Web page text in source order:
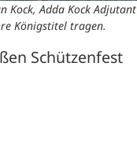
Kock, Adda Kock Adjutant
Königstitel tragen.
Schützenfest